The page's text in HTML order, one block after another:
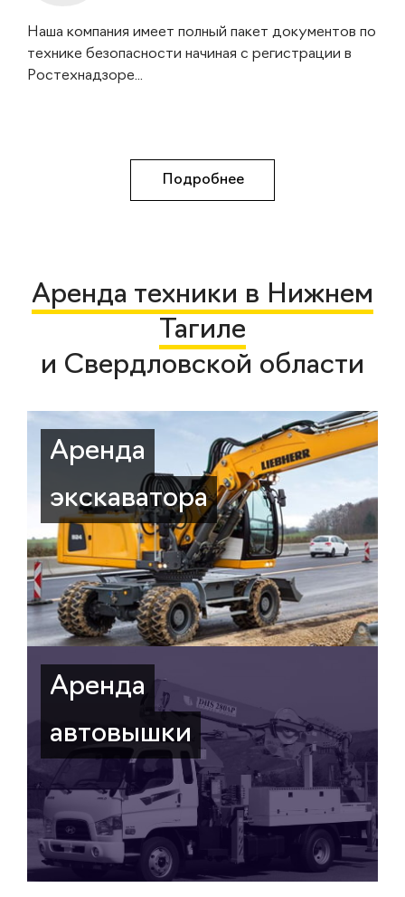
Наша компания имеет полный пакет документов по
технике безопасности начиная с регистрации в
Ростехнадзоре...
Подробнее
Аренда техники в Нижнем
Тагиле
и Свердловской области
Аренда
экскаватора
Аренда
автовышки